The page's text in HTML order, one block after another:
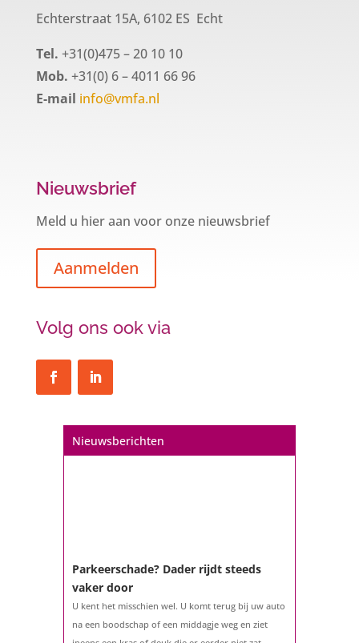
Echterstraat 15A, 6102 ES Echt
Tel. +31(0)475 – 20 10 10
Mob. +31(0) 6 – 4011 66 96
E-mail info@vmfa.nl
Nieuwsbrief
Meld u hier aan voor onze nieuwsbrief
Aanmelden
Volg ons ook via
Nieuwsberichten
Parkeerschade? Dader rijdt steeds
vaker door
U kent het misschien wel. U komt terug bij uw auto
na een boodschap of een middagje weg en ziet